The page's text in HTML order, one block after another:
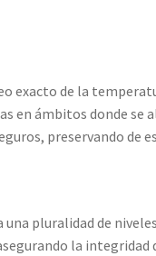
exacto de la
en ámbitos donde se
preservando de
pluralidad de
la